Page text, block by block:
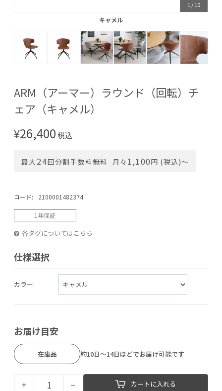
1 /10
キャメル
ARM（アーマー）ラウンド（回転）チ
ェア（キャメル）
¥26,400税込
最大24回分割手数料無料 月々 1,100円 (税込)〜
コード: 2100001482374
1年保証
各タグについてはこちら
仕様選択
カラー:
お届け目安
在庫品 約10日～14日ほどでお届け可能です
+ − カートに入れる